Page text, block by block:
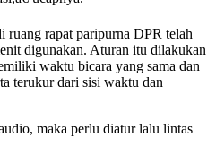
rapat paripurna DPR telah
digunakan. Aturan itu dilakukan
waktu bicara yang sama dan
terukur dari sisi waktu dan
maka perlu diatur lalu lintas